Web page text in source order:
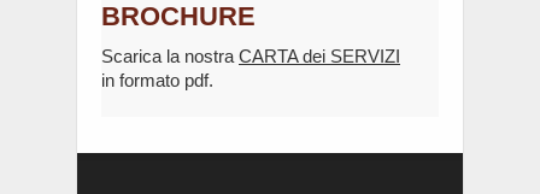
BROCHURE
Scarica la nostra CARTA dei SERVIZI
in formato pdf.